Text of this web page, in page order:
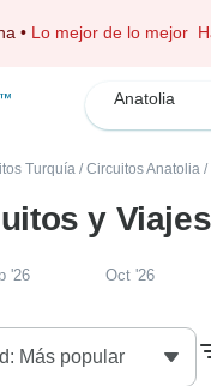
• Lo mejor de lo mejor
Anatolia
Turquía / Circuitos Anatolia /
y
'26 Oct '26